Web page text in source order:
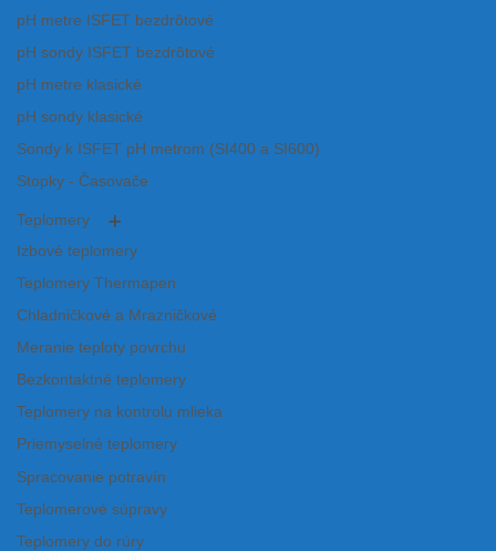
pH metre ISFET bezdrôtové
pH sondy ISFET bezdrôtové
pH metre klasické
pH sondy klasické
Sondy k ISFET pH metrom (SI400 a SI600)
Stopky - Časovače
Teplomery
Izbové teplomery
Teplomery Thermapen
Chladničkové a Mrazničkové
Meranie teploty povrchu
Bezkontaktné teplomery
Teplomery na kontrolu mlieka
Priemyselné teplomery
Spracovanie potravín
Teplomerové súpravy
Teplomery do rúry